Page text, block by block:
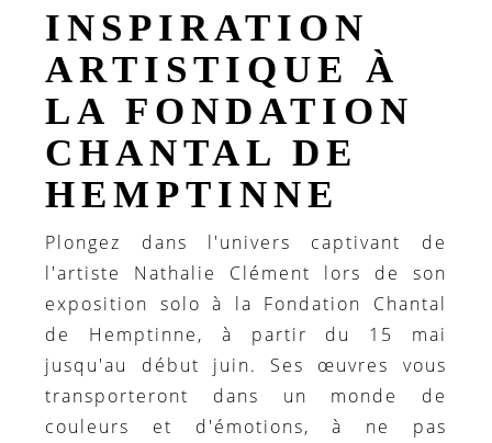
INSPIRATION
ARTISTIQUE À
LA FONDATION
CHANTAL DE
HEMPTINNE
Plongez dans l'univers captivant de
l'artiste Nathalie Clément lors de son
exposition solo à la Fondation Chantal
de Hemptinne, à partir du 15 mai
jusqu'au début juin. Ses œuvres vous
transporteront dans un monde de
couleurs et d'émotions, à ne pas